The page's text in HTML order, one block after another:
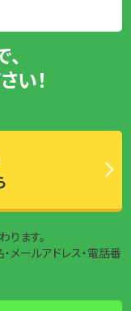
い！
ます。
メールアドレス・電話番